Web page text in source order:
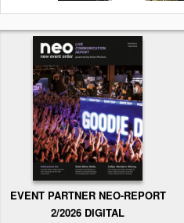
EVENT PARTNER NEO-REPORT
2/2026 DIGITAL